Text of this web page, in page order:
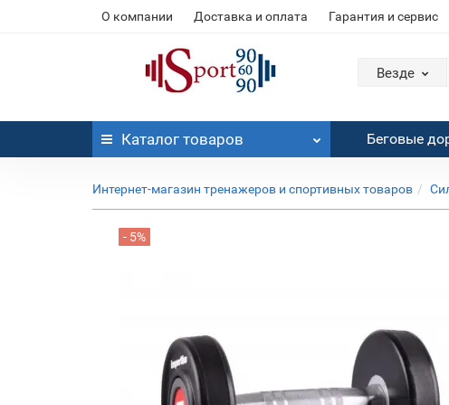
О компании Доставка и оплата Гарантия и сервис
Везде
Каталог товаров Беговые
Интернет-магазин тренажеров и спортивных товаров
- 5%